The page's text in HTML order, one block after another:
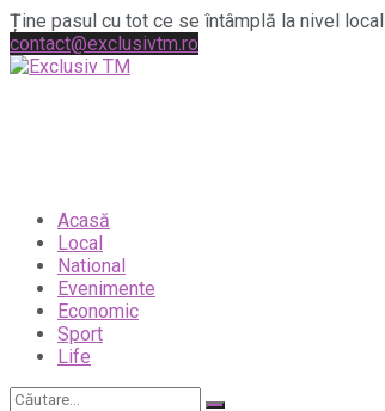
Ține pasul cu tot ce se întâmplă la nivel
contact@exclusivtm.ro
Acasă
Local
National
Evenimente
Economic
Sport
Life